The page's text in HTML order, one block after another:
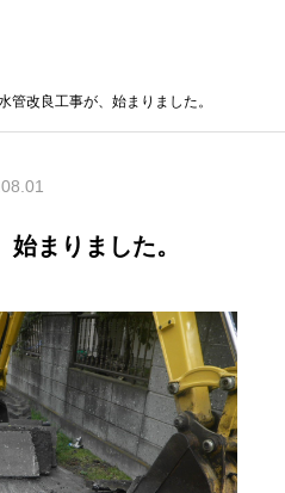
管改良工事が、始まりました。
まりました。